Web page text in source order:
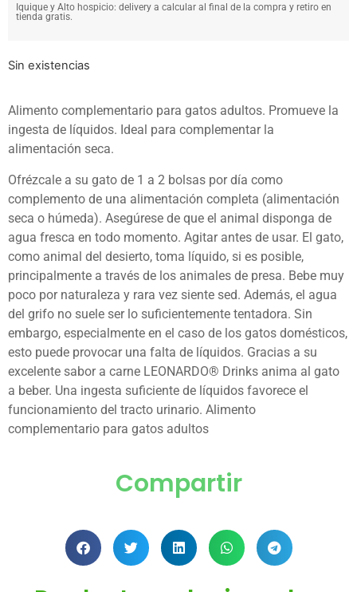
Iquique y Alto hospicio: delivery a calcular al final de la compra y retiro en
tienda gratis.
Sin existencias
Alimento complementario para gatos adultos. Promueve la
ingesta de líquidos. Ideal para complementar la
alimentación seca.
Ofrézcale a su gato de 1 a 2 bolsas por día como
complemento de una alimentación completa (alimentación
seca o húmeda). Asegúrese de que el animal disponga de
agua fresca en todo momento. Agitar antes de usar. El gato,
como animal del desierto, toma líquido, si es posible,
principalmente a través de los animales de presa. Bebe muy
poco por naturaleza y rara vez siente sed. Además, el agua
del grifo no suele ser lo suficientemente tentadora. Sin
embargo, especialmente en el caso de los gatos domésticos,
esto puede provocar una falta de líquidos. Gracias a su
excelente sabor a carne LEONARDO® Drinks anima al gato
a beber. Una ingesta suficiente de líquidos favorece el
funcionamiento del tracto urinario. Alimento
complementario para gatos adultos
Compartir